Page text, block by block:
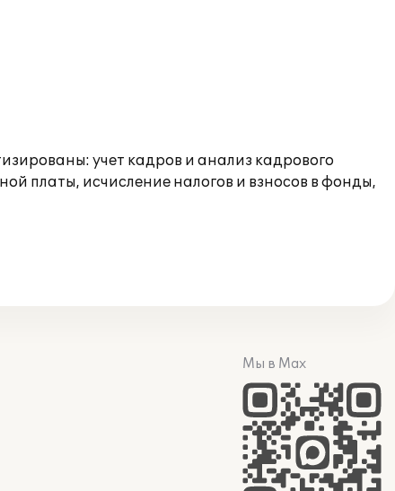
учет кадров и анализ кадрового
платы, исчисление налогов и взносов в фонды,
Мы в Max